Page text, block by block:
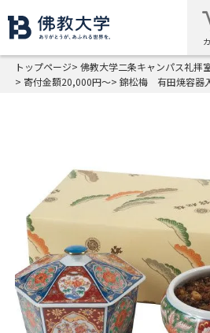
トップページ
佛教大学二条キャンパス礼拝
寄付金額20,000円～
錦松梅 有田焼容器